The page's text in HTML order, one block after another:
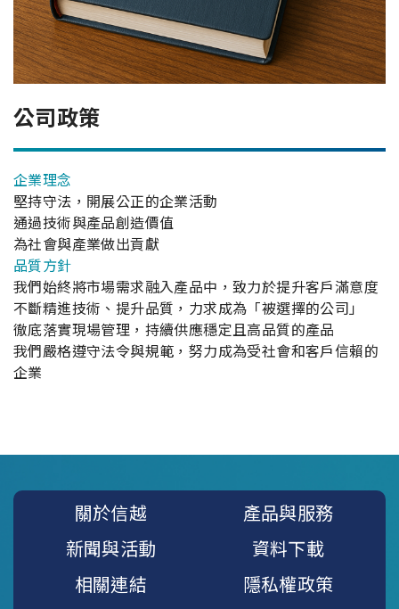
公司政策
企業理念
堅持守法，開展公正的企業活動
通過技術與產品創造價值
為社會與產業做出貢獻
品質方針
我們始終將市場需求融入產品中，致力於提升客戶滿意度
不斷精進技術、提升品質，力求成為「被選擇的公司」
徹底落實現場管理，持續供應穩定且高品質的產品
我們嚴格遵守法令與規範，努力成為受社會和客戶信賴的
企業
關於信越
產品與服務
新聞與活動
資料下載
相關連結
隱私權政策